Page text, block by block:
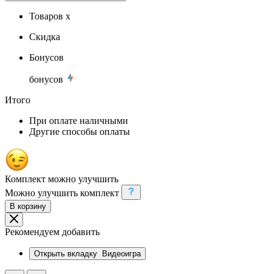
Товаров x
Скидка
Бонусов
бонусов
Итого
При оплате наличными
Другие способы оплаты
Комплект можно улучшить
Можно улучшить комплект
В корзину
Рекомендуем добавить
Открыть вкладку Видеоигра